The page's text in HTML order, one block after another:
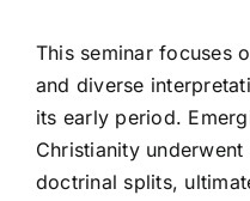
This seminar focuses
and diverse
its early period.
Christianity
doctrinal splits,